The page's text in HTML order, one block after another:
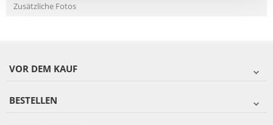
Zusätzliche Fotos
VOR DEM KAUF
BESTELLEN